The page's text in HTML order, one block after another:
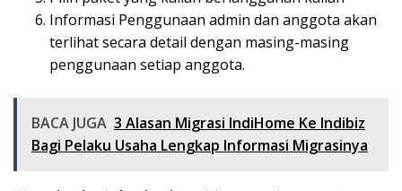
Informasi Penggunaan admin dan anggota akan
terlihat secara detail dengan masing-masing
penggunaan setiap anggota.
BACA JUGA 3 Alasan Migrasi IndiHome Ke Indibiz
Bagi Pelaku Usaha Lengkap Informasi Migrasinya